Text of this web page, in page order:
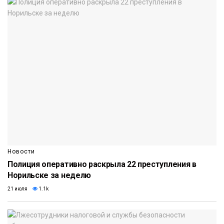
Новости
Полиция оперативно раскрыла 22 преступления в
Норильске за неделю
21 июля 1.1k